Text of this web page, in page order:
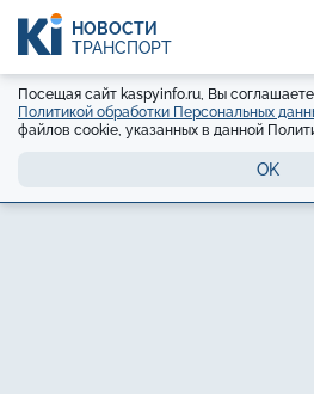
НОВОСТИ
ТРАНСПОРТ
Посещая сайт kaspyinfo.ru, Вы
Политикой обработки Персональных
файлов cookie, указанных в данной
OK